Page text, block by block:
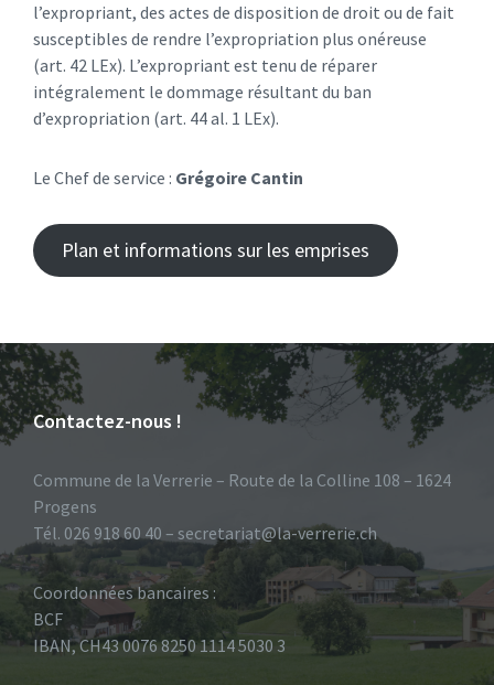
l’expropriant, des actes de disposition de droit ou de fait
susceptibles de rendre l’expropriation plus onéreuse
(art. 42 LEx). L’expropriant est tenu de réparer
intégralement le dommage résultant du ban
d’expropriation (art. 44 al. 1 LEx).
Le Chef de service : Grégoire Cantin
Plan et informations sur les emprises
Contactez-nous !
Commune de la Verrerie – Route de la Colline 108 – 1624
Progens
Tél. 026 918 60 40 – secretariat@la-verrerie.ch
Coordonnées bancaires :
BCF
IBAN, CH43 0076 8250 1114 5030 3